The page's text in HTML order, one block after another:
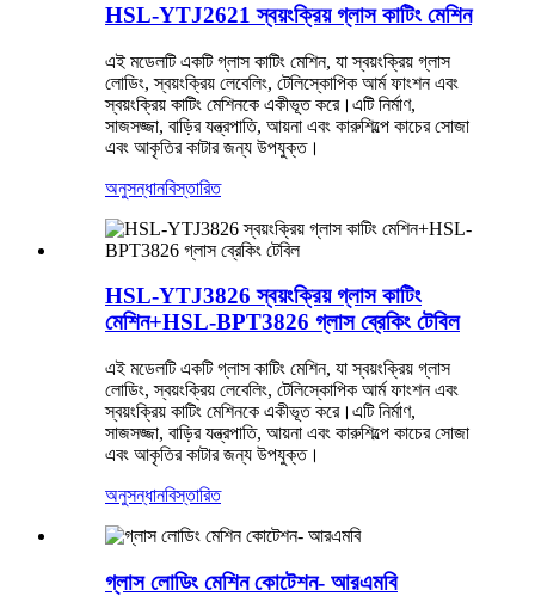
HSL-YTJ2621 স্বয়ংক্রিয় গ্লাস কাটিং মেশিন
এই মডেলটি একটি গ্লাস কাটিং মেশিন, যা স্বয়ংক্রিয় গ্লাস
লোডিং, স্বয়ংক্রিয় লেবেলিং, টেলিস্কোপিক আর্ম ফাংশন এবং
স্বয়ংক্রিয় কাটিং মেশিনকে একীভূত করে।এটি নির্মাণ,
সাজসজ্জা, বাড়ির যন্ত্রপাতি, আয়না এবং কারুশিল্পে কাচের সোজা
এবং আকৃতির কাটার জন্য উপযুক্ত।
অনুসন্ধানবিস্তারিত
HSL-YTJ3826 স্বয়ংক্রিয় গ্লাস কাটিং
মেশিন+HSL-BPT3826 গ্লাস ব্রেকিং টেবিল
এই মডেলটি একটি গ্লাস কাটিং মেশিন, যা স্বয়ংক্রিয় গ্লাস
লোডিং, স্বয়ংক্রিয় লেবেলিং, টেলিস্কোপিক আর্ম ফাংশন এবং
স্বয়ংক্রিয় কাটিং মেশিনকে একীভূত করে।এটি নির্মাণ,
সাজসজ্জা, বাড়ির যন্ত্রপাতি, আয়না এবং কারুশিল্পে কাচের সোজা
এবং আকৃতির কাটার জন্য উপযুক্ত।
অনুসন্ধানবিস্তারিত
গ্লাস লোডিং মেশিন কোটেশন- আরএমবি